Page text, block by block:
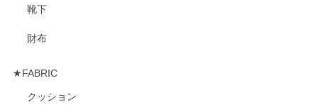
靴下
財布
★FABRIC
クッション